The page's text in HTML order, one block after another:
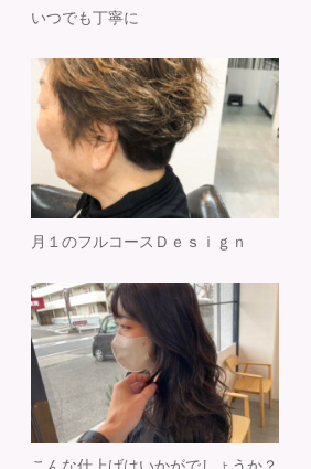
いつでも丁寧に
月１のフルコースＤｅｓｉｇｎ